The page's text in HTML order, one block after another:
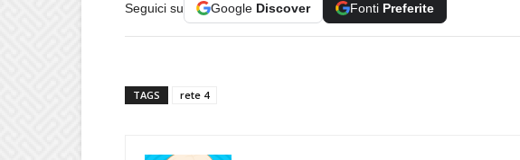
Seguici su Google Discover Fonti Preferite
TAGS rete 4